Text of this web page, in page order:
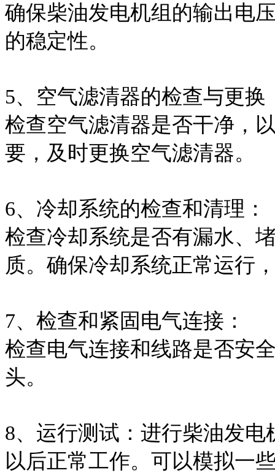
确保柴油发电机组的输出电
的稳定性。
5、空气滤清器的检查与更换
检查空气滤清器是否干净，
要，及时更换空气滤清器。
6、冷却系统的检查和清理：
检查冷却系统是否有漏水、
质。确保冷却系统正常运行
7、检查和紧固电气连接：
检查电气连接和线路是否安
头。
8、运行测试：进行柴油发
以后正常工作。可以模拟一